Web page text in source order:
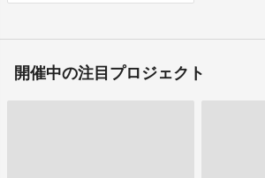
開催中の注目プロジェクト